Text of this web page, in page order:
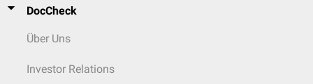
DocCheck
Über Uns
Investor Relations